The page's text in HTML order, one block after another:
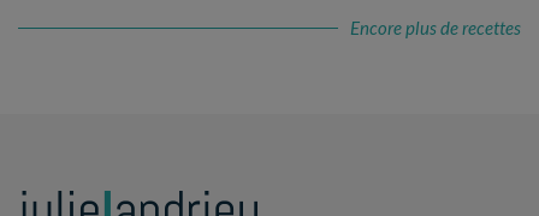
Encore plus de recettes